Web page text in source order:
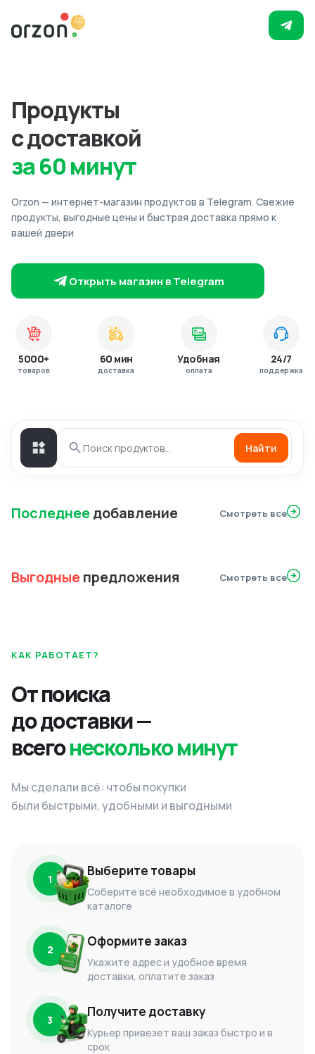
Продукты
с доставкой
за 60 минут
Orzon — интернет-магазин продуктов в Telegram. Свежие
продукты, выгодные цены и быстрая доставка прямо к
вашей двери
Открыть магазин в Telegram
5000+
товаров
60 мин
доставка
Удобная
оплата
24/7
поддержка
Найти
Последнеедобавление Смотреть все
Выгодныепредложения Смотреть все
КАК РАБОТАЕТ?
От поиска
до доставки —
всегонесколько минут
Мы сделали всё: чтобы покупки
были быстрыми, удобными и выгодными
1 Выберите товары
Соберите всё необходимое в удобном
каталоге
2 Оформите заказ
Укажите адрес и удобное время
доставки, оплатите заказ
3 Получите доставку
Курьер привезет ваш заказ быстро и в
срок